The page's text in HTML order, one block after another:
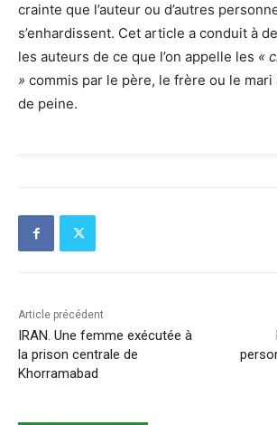
crainte que l’auteur ou d’autres
s’enhardissent. Cet article a conduit à
les auteurs de ce que l’on appelle les «
» commis par le père, le frère ou le mari
de peine.
Article précédent
IRAN. Une femme exécutée à
la prison centrale de
Khorramabad